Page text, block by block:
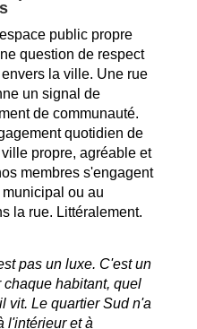
public propre
question de respect
la ville. Une rue
un signal de
de communauté.
quotidien de
propre, agréable et
membres s'engagent
ou au
la rue. Littéralement.
pas un luxe. C'est un
habitant, quel
vit. Le quartier Sud n'a
l'intérieur et à